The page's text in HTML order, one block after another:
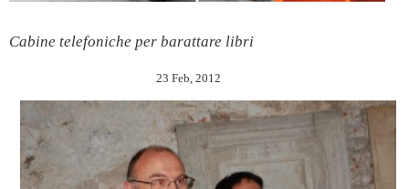
Cabine telefoniche per barattare libri
23 Feb, 2012